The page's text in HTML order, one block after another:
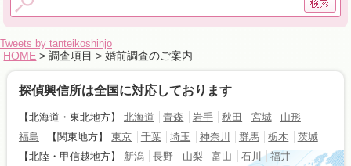
Tweets by tanteikoshinjo
HOME > 調査項目 > 婚前調査のご案内
探偵興信所は全国に対応しております
【北海道・東北地方】 北海道 青森 岩手 秋田 宮城
山形
福島
【関東地方】 東京 千葉 埼玉 神奈川 群馬 栃木
茨城
【北陸・甲信越地方】
新潟 長野 山梨 富山 石川
福井